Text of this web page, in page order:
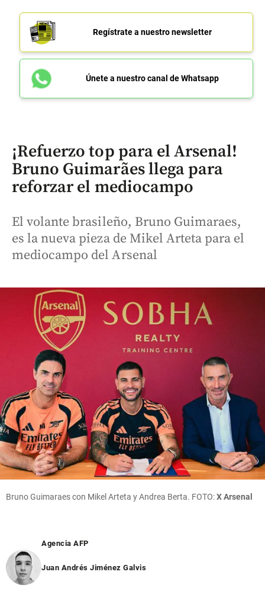
Regístrate a nuestro newsletter
Únete a nuestro canal de Whatsapp
¡Refuerzo top para el Arsenal!
Bruno Guimarães llega para
reforzar el mediocampo
El volante brasileño, Bruno Guimaraes,
es la nueva pieza de Mikel Arteta para el
mediocampo del Arsenal
Bruno Guimaraes con Mikel Arteta y Andrea Berta. FOTO:X Arsenal
Agencia AFP
Juan Andrés Jiménez Galvis